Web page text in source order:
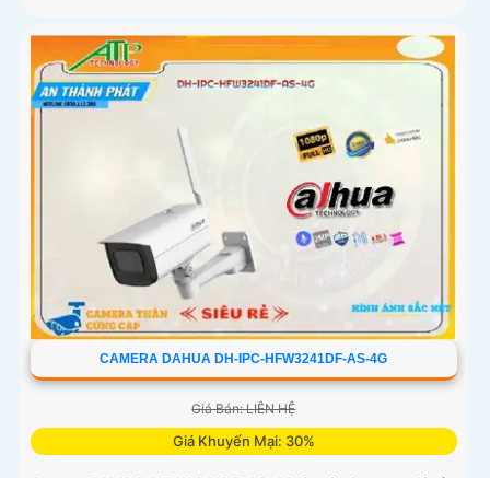
CAMERA DAHUA DH-IPC-HFW3241DF-AS-4G
Giá Bán: LIÊN HỆ
Giá Khuyến Mại: 30%